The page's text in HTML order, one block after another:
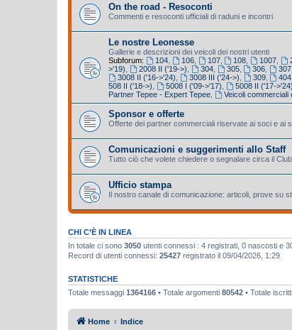
On the road - Resoconti
Commenti e resoconti ufficiali di raduni e incontri
Le nostre Leonesse
Gallerie e descrizioni dei veicoli dei nostri utenti
Subforum:
104, 106, 107, 108 1007
>'19)
2008 II ('19->) 304, 305, 306 307
3008 II ('16->'24)
3008 III ('24->) 309, 404
508 II ('18->)
5008 I ('09->'17) 5008 II ('17->'24)
Partner Tepee - Expert Tepee
Veicoli commerciali
Sponsor e offerte
Offerte dei partner commerciali riservate ai soci e ai
Comunicazioni e suggerimenti allo Staff
Tutto ciò che volete chiedere o segnalare circa il
Ufficio stampa
Il nostro canale di comunicazione: articoli, prove su
CHI C’È IN LINEA
In totale ci sono 3050 utenti connessi : 4 registrati, 0 nascosti e
Record di utenti connessi: 25427 registrato il 09/04/2026, 1:29
STATISTICHE
Totale messaggi 1364166 • Totale argomenti 80542 • Totale iscritti
Home Indice